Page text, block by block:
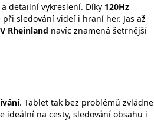
detailní vykreslení. Díky 120Hz
sledování videí i hraní her. Jas až
Rheinland navíc znamená šetrnější
. Tablet tak bez problémů zvládne
ideální na cesty, sledování obsahu i